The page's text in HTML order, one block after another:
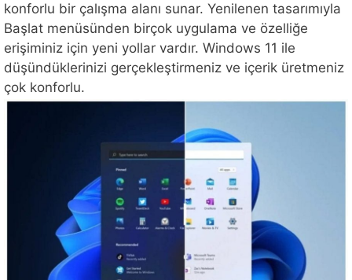
konforlu bir çalışma alanı sunar. Yenilenen tasarımıyla
Başlat menüsünden birçok uygulama ve özelliğe
erişiminiz için yeni yollar vardır. Windows 11 ile
düşündüklerinizi gerçekleştirmeniz ve içerik üretmeniz
çok konforlu.